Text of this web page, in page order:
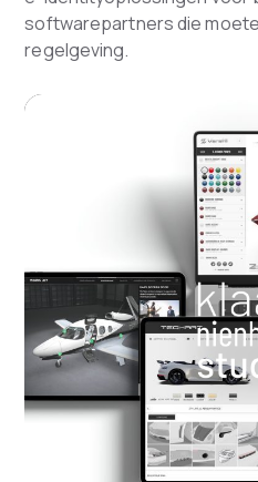
softwarepartners die
regelgeving.